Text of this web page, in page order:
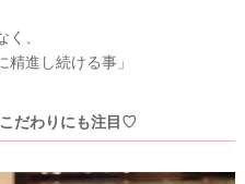
、
進し続ける事」
だわりにも注目♡